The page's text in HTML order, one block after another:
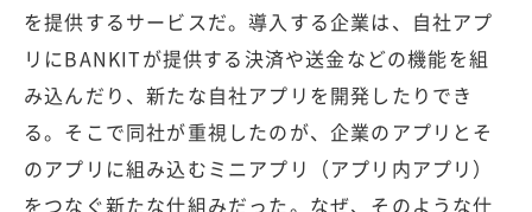
を提供するサービスだ。導入する企業は、自社アプ
リにBANKITが提供する決済や送金などの機能を組
み込んだり、新たな自社アプリを開発したりでき
る。そこで同社が重視したのが、企業のアプリとそ
のアプリに組み込むミニアプリ（アプリ内アプリ）
をつなぐ新たな仕組みだった。なぜ、そのような仕